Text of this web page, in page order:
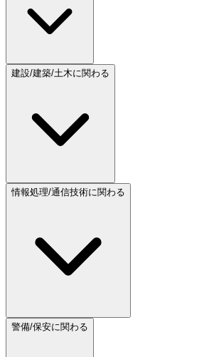
建設/建築/土木に関わる
情報処理/通信技術に関わる
警備/保安に関わる